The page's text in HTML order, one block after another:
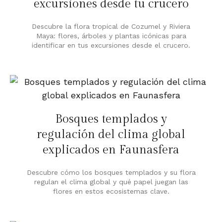
excursiones desde tu crucero
Descubre la flora tropical de Cozumel y Riviera
Maya: flores, árboles y plantas icónicas para
identificar en tus excursiones desde el crucero.
Bosques templados y
regulación del clima global
explicados en Faunasfera
Descubre cómo los bosques templados y su flora
regulan el clima global y qué papel juegan las
flores en estos ecosistemas clave.